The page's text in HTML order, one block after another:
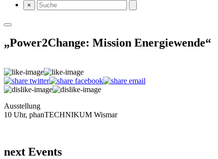
×
„Power2Change: Mission Energiewende“
Ausstellung
10 Uhr, phanTECHNIKUM Wismar
next Events